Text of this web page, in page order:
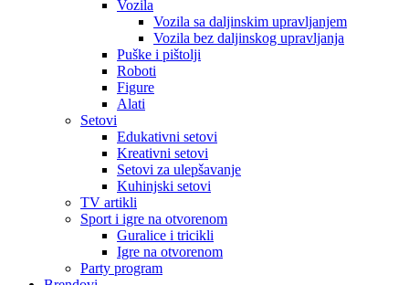
Vozila
Vozila sa daljinskim upravljanjem
Vozila bez daljinskog upravljanja
Puške i pištolji
Roboti
Figure
Alati
Setovi
Edukativni setovi
Kreativni setovi
Setovi za ulepšavanje
Kuhinjski setovi
TV artikli
Sport i igre na otvorenom
Guralice i tricikli
Igre na otvorenom
Party program